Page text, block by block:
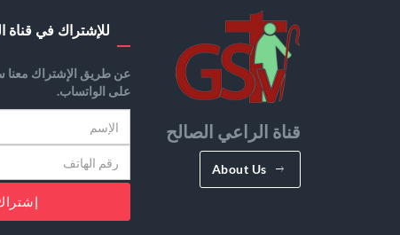
قناة الراعي الصالح
About Us
للإشتراك في قناة
عن طريق الإشتراك معنا
على الواتساب.